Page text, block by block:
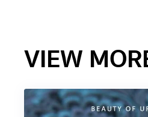
VIEW